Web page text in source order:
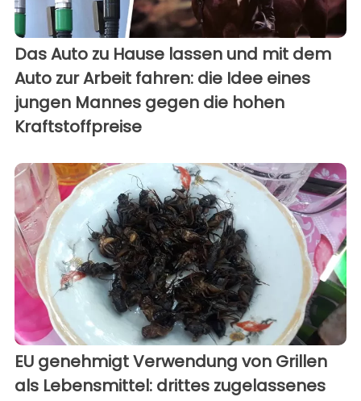
Das Auto zu Hause lassen und mit dem
Auto zur Arbeit fahren: die Idee eines
jungen Mannes gegen die hohen
Kraftstoffpreise
EU genehmigt Verwendung von Grillen
als Lebensmittel: drittes zugelassenes